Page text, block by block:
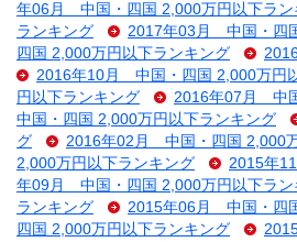
年06月 中国・四国 2,000万円以下ラン
ランキング
2017年03月 中国・四
四国 2,000万円以下ランキング
2016年10月 中国・四国 2,000万円
円以下ランキング
2016年07月 中
中国・四国 2,000万円以下ランキング
グ
2016年02月 中国・四国 2,000
2,000万円以下ランキング
2015年
年09月 中国・四国 2,000万円以下ラン
ランキング
2015年06月 中国・四
四国 2,000万円以下ランキング